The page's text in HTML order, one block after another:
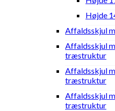
Højde
Affaldsskjul
Affaldsskjul
træstruktur
Affaldsskjul
træstruktur
Affaldsskjul
træstruktur